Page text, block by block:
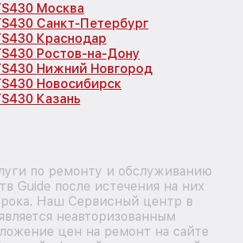
Москва
Санкт-Петербург
Краснодар
Ростов-на-Дону
Нижний Новгород
Новосибирск
Казань
по ремонту и обслуживанию
Guide после истечения на них
Наш Сервисный центр в
неавторизованным
цен на ремонт на сайте